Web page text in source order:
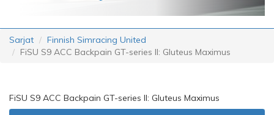
Sarjat
Finnish Simracing United
FiSU S9 ACC Backpain GT-series II: Gluteus Maximus
FiSU S9 ACC Backpain GT-series II: Gluteus Maximus